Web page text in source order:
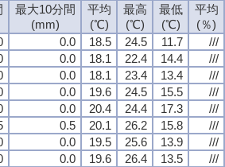
最大10分間
(mm)
平均
(℃)
最高
(℃)
最低
(℃)
平均
(％)
0.0 18.5 24.5 11.7
///
0.0 18.1 22.4 14.4
///
0.0 18.1 23.4 13.4
///
0.0 19.6 24.5 15.5
///
0.0 20.4 24.4 17.3
///
0.5 20.1 26.2 15.8
///
0.0 19.5 25.6 13.9
///
0.0 19.6 26.4 13.5
///